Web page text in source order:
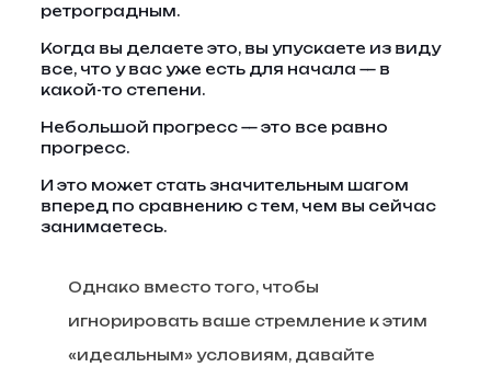
ретроградным.
Когда вы делаете это, вы упускаете из виду
все, что у вас уже есть для начала — в
какой-то степени.
Небольшой прогресс — это все равно
прогресс.
И это может стать значительным шагом
вперед по сравнению с тем, чем вы сейчас
занимаетесь.
Однако вместо того, чтобы
игнорировать ваше стремление к этим
«идеальным» условиям, давайте